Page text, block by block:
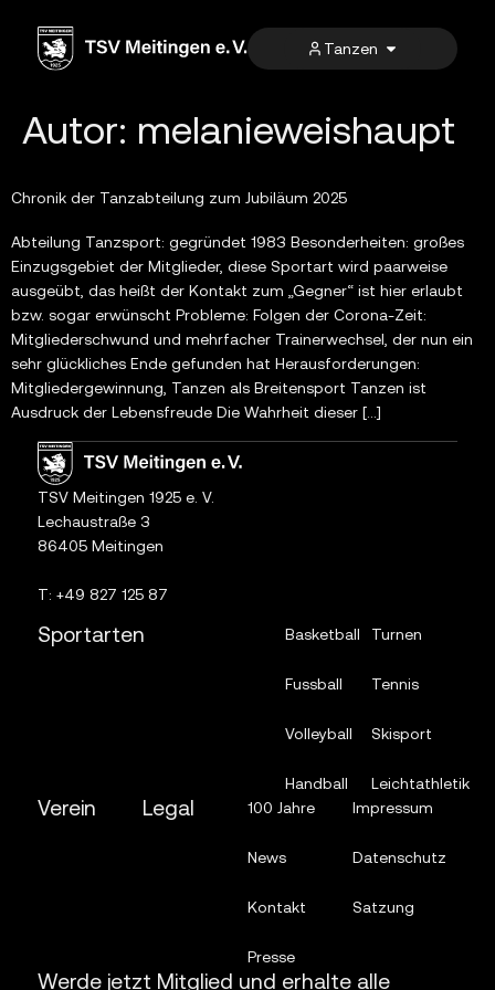
springen
Tanzen
Autor: melanieweishaupt
Chronik der Tanzabteilung zum Jubiläum 2025
Abteilung Tanzsport: gegründet 1983 Besonderheiten: großes
Einzugsgebiet der Mitglieder, diese Sportart wird paarweise
ausgeübt, das heißt der Kontakt zum „Gegner“ ist hier erlaubt
bzw. sogar erwünscht Probleme: Folgen der Corona-Zeit:
Mitgliederschwund und mehrfacher Trainerwechsel, der nun ein
sehr glückliches Ende gefunden hat Herausforderungen:
Mitgliedergewinnung, Tanzen als Breitensport Tanzen ist
Ausdruck der Lebensfreude Die Wahrheit dieser […]
TSV Meitingen 1925 e. V.
Lechaustraße 3
86405 Meitingen
T: +49 827 125 87
Sportarten Basketball
Fussball
Volleyball
Handball
Turnen
Tennis
Skisport
Leichtathletik
Verein Legal 100 Jahre
News
Kontakt
Presse
Impressum
Datenschutz
Satzung
Werde jetzt Mitglied und erhalte alle